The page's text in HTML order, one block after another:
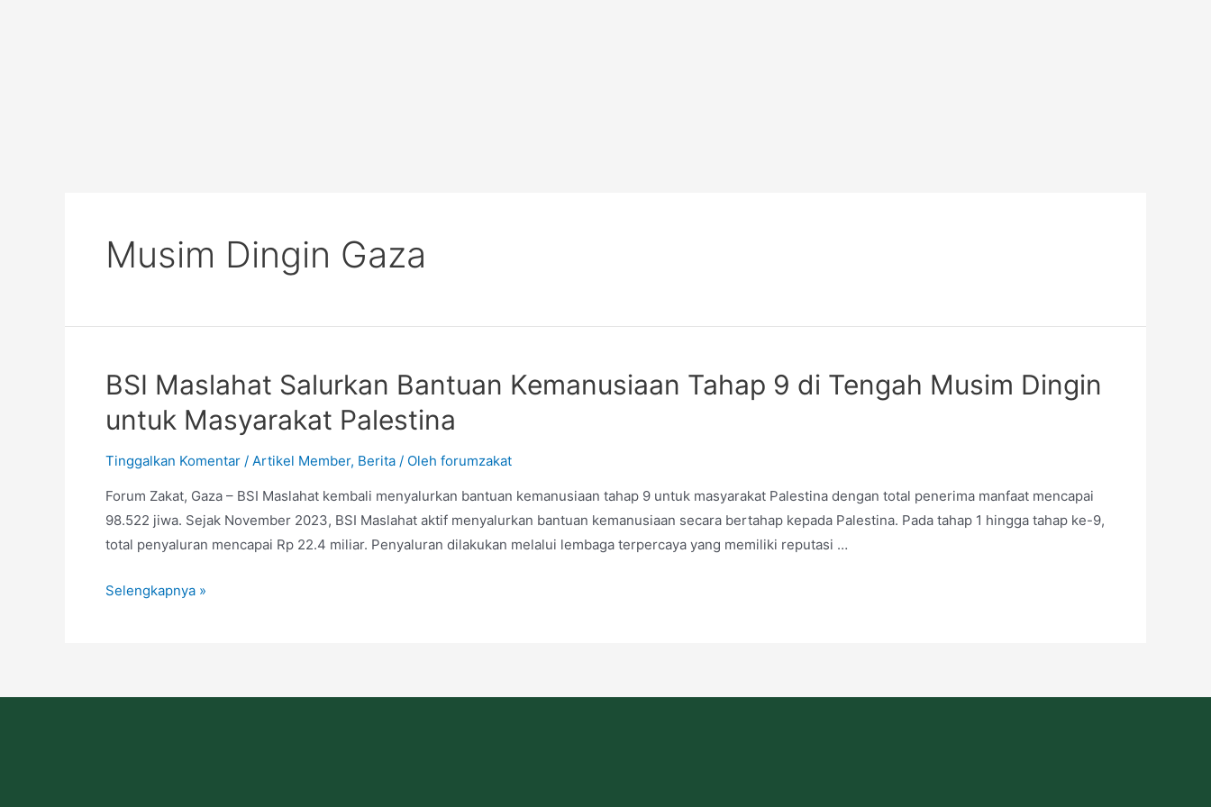
Musim Dingin Gaza
BSI Maslahat Salurkan Bantuan Kemanusiaan Tahap 9 di Tengah Musim Dingin
untuk Masyarakat Palestina
Tinggalkan Komentar / Artikel Member, Berita / Oleh forumzakat
Forum Zakat, Gaza – BSI Maslahat kembali menyalurkan bantuan kemanusiaan tahap 9 untuk masyarakat Palestina dengan total penerima manfaat mencapai
98.522 jiwa. Sejak November 2023, BSI Maslahat aktif menyalurkan bantuan kemanusiaan secara bertahap kepada Palestina. Pada tahap 1 hingga tahap ke-9,
total penyaluran mencapai Rp 22.4 miliar. Penyaluran dilakukan melalui lembaga terpercaya yang memiliki reputasi …
Selengkapnya »